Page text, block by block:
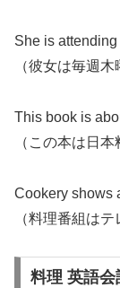
She is
（彼女は毎週
This book is
（この本は日
Cookery shows
（料理番組は
料理 英語会